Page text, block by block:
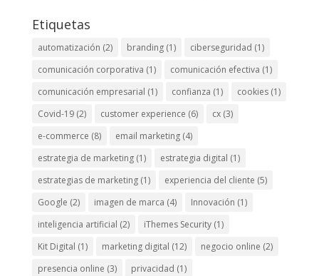
Etiquetas
automatización (2) branding(1) ciberseguridad (1)
comunicación corporativa (1) comunicación efectiva (1)
comunicación empresarial (1) confianza (1) cookies(1)
Covid-19(2) customer experience (6) cx(3)
e-commerce (8) email marketing(4)
estrategia de marketing(1) estrategia digital (1)
estrategias de marketing(1) experiencia del cliente (5)
Google (2) imagen de marca (4) Innovación (1)
inteligencia artificial (2) iThemes Security(1)
Kit Digital (1) marketing digital (12) negocio online (2)
presencia online (3) privacidad (1)